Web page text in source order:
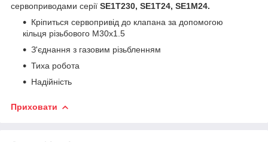
сервоприводами серії SE1T230, SE1T24, SE1M24.
Кріпиться сервопривід до клапана за допомогою
кільця різьбового M30x1.5
З'єднання з газовим різьбленням
Тиха робота
Надійність
Приховати